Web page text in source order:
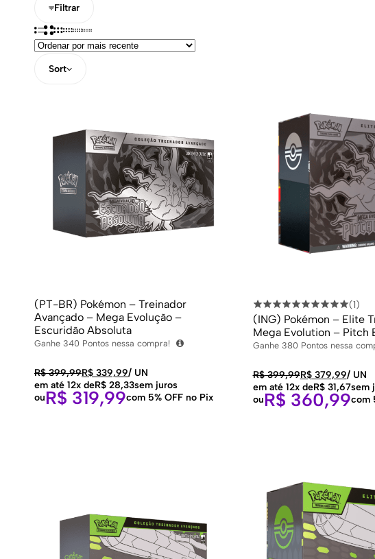
Filtrar
Sort
(PT-BR) Pokémon – Treinador
Avançado – Mega Evolução –
Escuridão Absoluta
Ganhe 340 Pontos nessa compra!
R$399,99R$ 339,99/ UN
em até 12x deR$ 28,33sem juros
ouR$ 319,99com 5% OFF no Pix
(1)
(ING) Pokémon – Elite
Mega Evolution – Pitch
Ganhe 380 Pontos nessa
R$399,99R$379,99/UN
em até 12x deR$31,67sem
ouR$ 360,99com